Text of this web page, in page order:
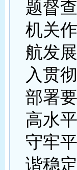
题督
机关
航发
入贯
部署
高水
守牢
谐稳